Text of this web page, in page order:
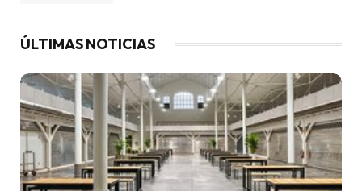
ÚLTIMAS NOTICIAS